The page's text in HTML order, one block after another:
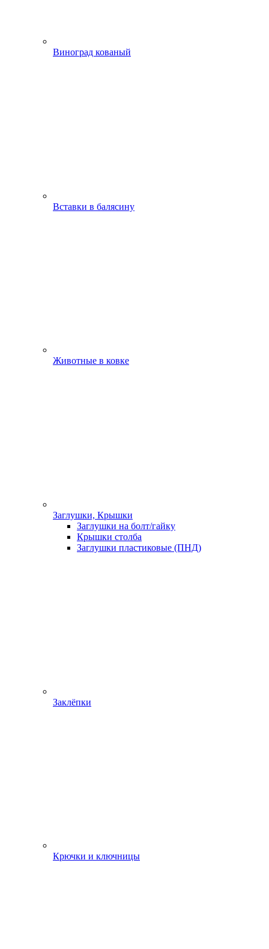
Виноград кованый
Вставки в балясину
Животные в ковке
Заглушки, Крышки
Заглушки на болт/гайку
Крышки столба
Заглушки пластиковые (ПНД)
Заклёпки
Крючки и ключницы